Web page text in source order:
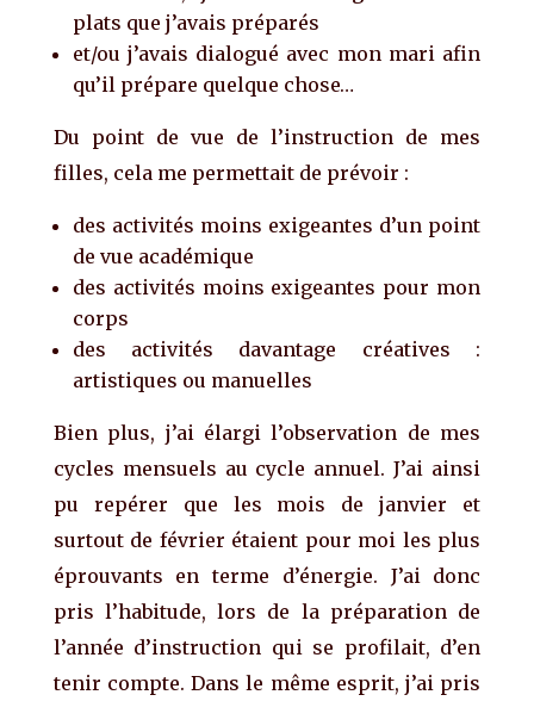
plats que j’avais préparés
et/ou j’avais dialogué avec mon mari afin
qu’il prépare quelque chose…
Du point de vue de l’instruction de mes
filles, cela me permettait de prévoir :
des activités moins exigeantes d’un point
de vue académique
des activités moins exigeantes pour mon
corps
des activités davantage créatives :
artistiques ou manuelles
Bien plus, j’ai élargi l’observation de mes
cycles mensuels au cycle annuel. J’ai ainsi
pu repérer que les mois de janvier et
surtout de février étaient pour moi les plus
éprouvants en terme d’énergie. J’ai donc
pris l’habitude, lors de la préparation de
l’année d’instruction qui se profilait, d’en
tenir compte. Dans le même esprit, j’ai pris